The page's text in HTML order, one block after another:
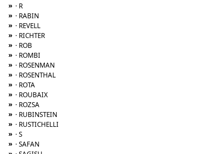
» · R
» · RABIN
» · REVELL
» · RICHTER
» · ROB
» · ROMBI
» · ROSENMAN
» · ROSENTHAL
» · ROTA
» · ROUBAIX
» · ROZSA
» · RUBINSTEIN
» · RUSTICHELLI
» · S
» · SAFAN